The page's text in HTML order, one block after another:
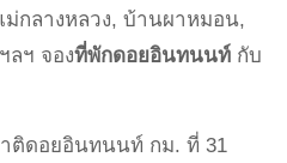
กลางหลวง, บ้านผาหมอน,
ลฯ จองที่พักดอยอินทนนท์กับ
ติดอยอินทนนท์ กม. ที่ 31